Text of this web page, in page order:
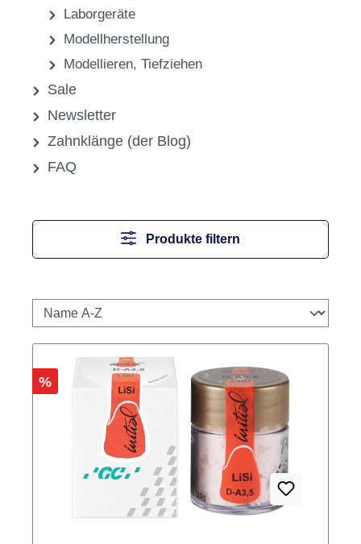
Laborgeräte
Modellherstellung
Modellieren, Tiefziehen
Sale
Newsletter
Zahnklänge (der Blog)
FAQ
Produkte filtern
Rabatt
%